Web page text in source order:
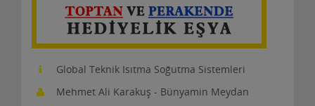
Global Teknik Isıtma Soğutma Sistemleri
Mehmet Ali Karakuş - Bünyamin Meydan